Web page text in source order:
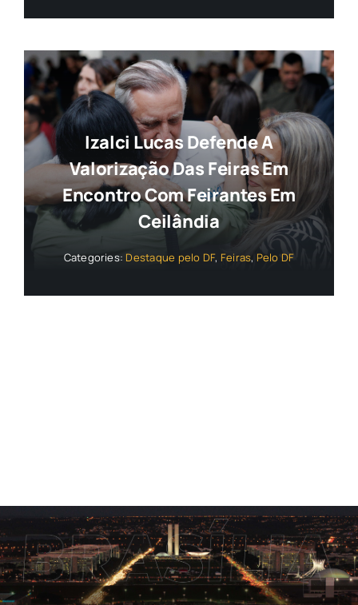
Izalci Lucas Defende A
Valorização Das Feiras Em
Encontro Com Feirantes Em
Ceilândia
Categories: Destaque pelo DF, Feiras, Pelo DF